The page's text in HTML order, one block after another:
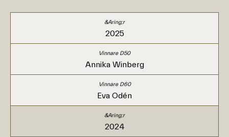
2025
Annika Winberg
Eva Odén
2024